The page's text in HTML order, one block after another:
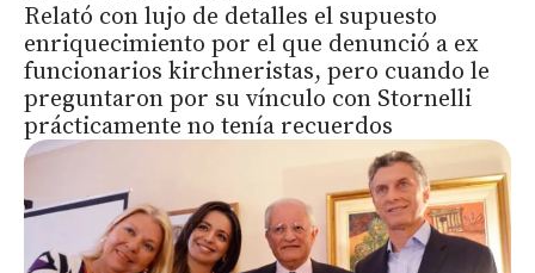
Relató con lujo de detalles el supuesto
enriquecimiento por el que denunció a ex
funcionarios kirchneristas, pero cuando le
preguntaron por su vínculo con Stornelli
prácticamente no tenía recuerdos